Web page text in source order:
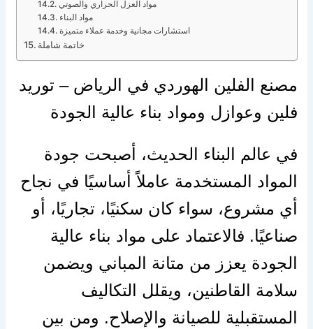
مواد العزل الحراري والصوتي
مواد البناء
استشارات مجانية وخدمة عملاء متميزة
خاتمة شاملة
مصنع الفلين الهوردي في الرياض – توريد
فلين وعوازل ومواد بناء عالية الجودة
في عالم البناء الحديث، أصبحت جودة
المواد المستخدمة عاملاً أساسيًا في نجاح
أي مشروع، سواء كان سكنيًا، تجاريًا، أو
صناعيًا. فالاعتماد على مواد بناء عالية
الجودة يعزز من متانة المباني ويضمن
سلامة القاطنين، ويقلل التكاليف
المستقبلية للصيانة والإصلاح. ومن بين